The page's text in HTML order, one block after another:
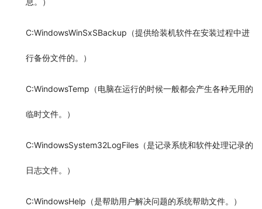
C:WindowsWinSxSBackup（提供给装机软件在安装过程中进
行备份文件的。）
C:WindowsTemp（电脑在运行的时候一般都会产生各种无用的
临时文件。）
C:WindowsSystem32LogFiles（是记录系统和软件处理记录的
日志文件。）
C:WindowsHelp（是帮助用户解决问题的系统帮助文件。）